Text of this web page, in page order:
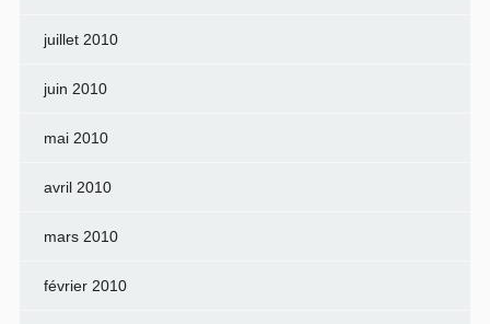
juillet 2010
juin 2010
mai 2010
avril 2010
mars 2010
février 2010